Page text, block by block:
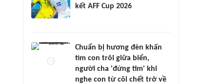
kết AFF Cup 2026
Chuẩn bị hương đèn khấn
tìm con trôi giữa biển,
người cha 'đứng tim' khi
nghe con từ cõi chết trở về